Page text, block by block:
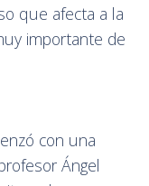
que afecta a la
importante de
con una
Ángel